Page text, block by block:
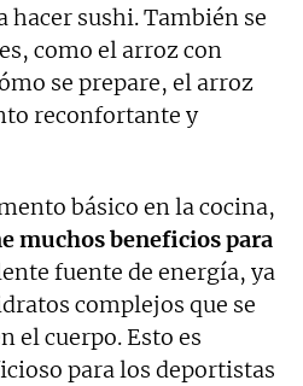
sushi. También se
como el arroz con
se prepare, el arroz
reconfortante y
básico en la cocina,
muchos beneficios para
fuente de energía, ya
complejos que se
el cuerpo. Esto es
para los deportistas